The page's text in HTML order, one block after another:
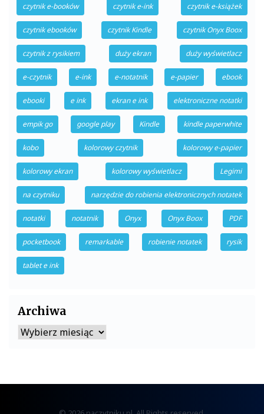
czytnik e-booków czytnik e-ink czytnik e-książek
czytnik ebooków czytnik Kindle czytnik Onyx Boox
czytnik z rysikiem duży ekran duży wyświetlacz
e-czytnik e-ink e-notatnik e-papier ebook
ebooki e ink ekran e ink elektroniczne notatki
empik go google play Kindle kindle paperwhite
kobo kolorowy czytnik kolorowy e-papier
kolorowy ekran kolorowy wyświetlacz Legimi
na czytniku narzędzie do robienia elektronicznych notatek
notatki notatnik Onyx Onyx Boox PDF
pocketbook remarkable robienie notatek rysik
tablet e ink
Archiwa
Archiwa